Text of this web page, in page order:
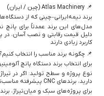
📌 Atlas Machinery (چین / ایران)
برند نیمه‌ایرانی–چینی که از
مدل‌های این برند عمدتاً برای
دلیل قیمت رقابتی و نصب آسان، در
کاربرد زیادی دارند
📌 چگونه برند مناسب را انتخاب کنیم؟
برای انتخاب برند دستگاه پانچ
نوع پروژه و سطح تولید: اگر در
دارید، برندهای CNC پیشرفته مناسب‌ترند
برای پروژه‌های سبک و میان‌تیراژ،